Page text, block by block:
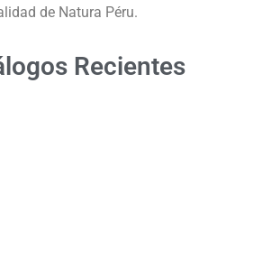
de Natura Péru.
Recientes